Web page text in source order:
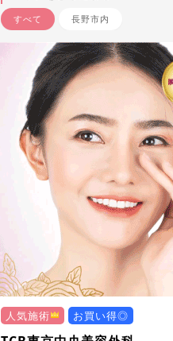
すべて 長野市内
人気施術 お買い得◎